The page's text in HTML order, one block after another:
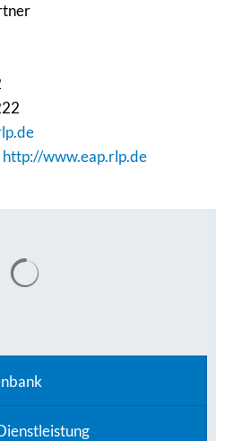
http://www.eap.rlp.de